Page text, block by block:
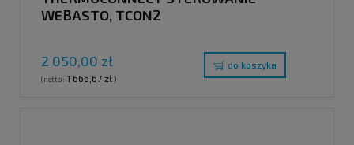
WEBASTO, TCON2
2 050,00 zł
(netto: 1 666,67 zł)
do koszyka